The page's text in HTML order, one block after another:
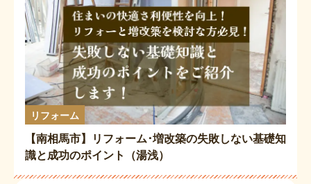
リフォーム
【南相馬市】リフォーム･増改築の失敗しない基礎知
識と成功のポイント（湯浅）